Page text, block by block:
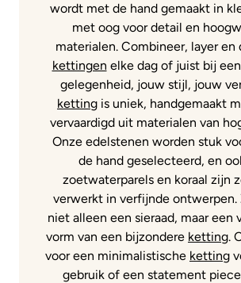
wordt met de hand gemaakt in
met oog voor detail en
materialen. Combineer, layer en
kettingen elke dag of juist bij
gelegenheid, jouw stijl, jouw
ketting is uniek, handgemaakt
vervaardigd uit materialen van
Onze edelstenen worden stuk
de hand geselecteerd, en
zoetwaterparels en koraal zijn
verwerkt in verfijnde ontwerpen.
niet alleen een sieraad, maar een
vorm van een bijzondere ketting.
voor een minimalistische ketting
gebruik of een statement